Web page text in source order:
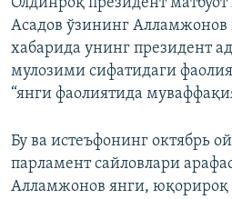
Асадов ўзининг Алламжонов
хабарида унинг президент
мулозими сифатидаги
“янги фаолиятида
Бу ва истеъфонинг октябрь
парламент сайловлари
Алламжонов янги, юқорироқ